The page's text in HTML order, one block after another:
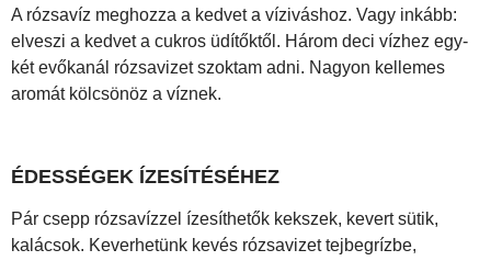
A rózsavíz meghozza a kedvet a víziváshoz. Vagy inkább:
elveszi a kedvet a cukros üdítőktől. Három deci vízhez egy-
két evőkanál rózsavizet szoktam adni. Nagyon kellemes
aromát kölcsönöz a víznek.
ÉDESSÉGEK ÍZESÍTÉSÉHEZ
Pár csepp rózsavízzel ízesíthetők kekszek, kevert sütik,
kalácsok. Keverhetünk kevés rózsavizet tejbegrízbe,